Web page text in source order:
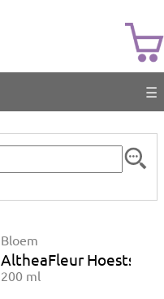
☰
Bloem
AltheaFleur
200 ml